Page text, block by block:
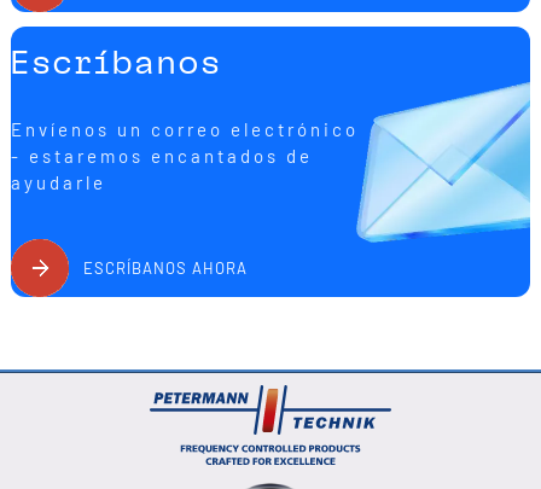
Escríbanos
Envíenos un correo electrónico
- estaremos encantados de
ayudarle
ESCRÍBANOS AHORA